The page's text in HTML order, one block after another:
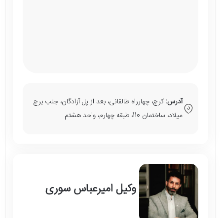
آدرس:کرج، چهارراه طالقانی، بعد از پل آزادگان، جنب برج
میلاد، ساختمان 110، طبقه چهارم، واحد هشتم
وکیل امیرعباس سوری